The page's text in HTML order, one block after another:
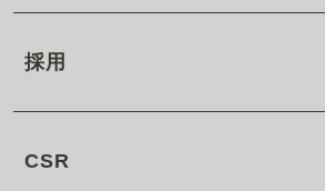
採用
CSR